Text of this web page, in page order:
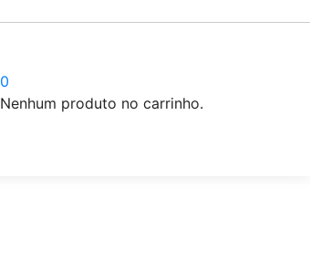
0
Nenhum produto no carrinho.